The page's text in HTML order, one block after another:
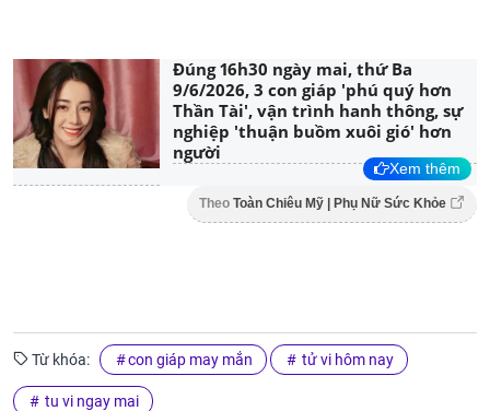
Đúng 16h30 ngày mai, thứ Ba
9/6/2026, 3 con giáp 'phú quý hơn
Thần Tài', vận trình hanh thông, sự
nghiệp 'thuận buồm xuôi gió' hơn
người
Xem thêm
Theo Toàn Chiêu Mỹ | Phụ Nữ Sức Khỏe
Từ khóa: con giáp may mắn tử vi hôm nay
tu vi ngay mai